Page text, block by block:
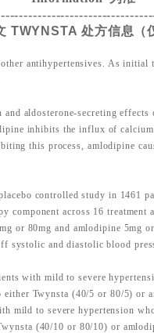
TWYNSTA 处方信息（
antihypertensives. As initial
aldosterone-secreting
inhibits the influx of
this process, amlodipine
controlled study in 1461
component across 16
or 80mg and amlodipine 5mg
systolic and diastolic blood
with mild to severe
either Twynsta (40/5 or 80/5) or
mild to severe hypertension
(40/10 or 80/10) or